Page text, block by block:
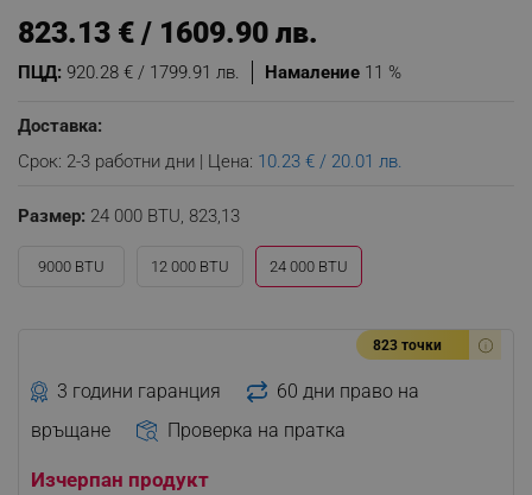
Намаление 11 %
ПЦД: 920.28 € / 1799.91 лв.
823.13 € / 1609.90 лв.
Доставка:
Срок: 2-3 работни дни | Цена: 10.23 € / 20.01 лв.
Размер: 24 000 BTU, 823,13
9000 BTU 12 000 BTU 24 000 BTU
823 точки
3 години гаранция
60 дни право на
връщане
Проверка на пратка
Изчерпан продукт